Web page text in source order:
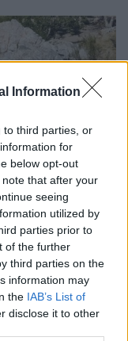
Information
to third parties, or
for
below opt-out
that after your
seeing
utilized by
parties prior to
of the further
third parties on the
information may
the IAB’s List of
disclose it to other
autózásra
a helyi eszkimó
vizét,
ekkor